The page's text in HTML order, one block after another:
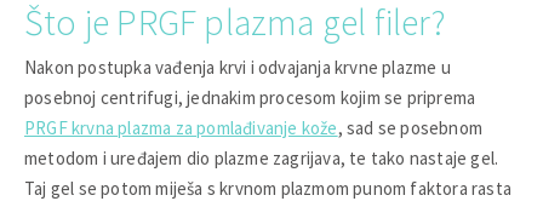
Što je PRGF plazma gel filer?
Nakon postupka vađenja krvi i odvajanja krvne plazme u
posebnoj centrifugi, jednakim procesom kojim se priprema
PRGF krvna plazma za pomlađivanje kože, sad se posebnom
metodom i uređajem dio plazme zagrijava, te tako nastaje gel.
Taj gel se potom miješa s krvnom plazmom punom faktora rasta